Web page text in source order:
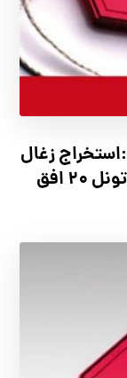
زغال
و پیشروی افقی در لایه های D4, D2تونل 20 افق